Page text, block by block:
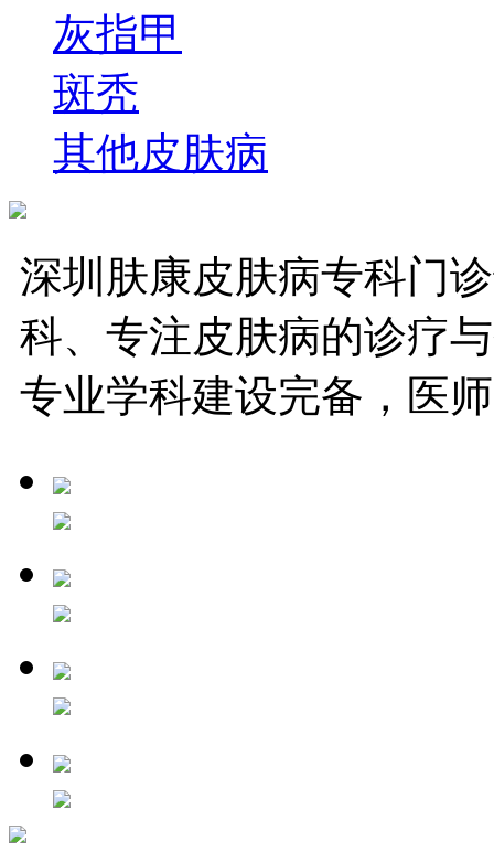
灰指甲
斑秃
其他皮肤病
深圳肤康皮肤病专科门
科、专注皮肤病的诊疗
专业学科建设完备，医